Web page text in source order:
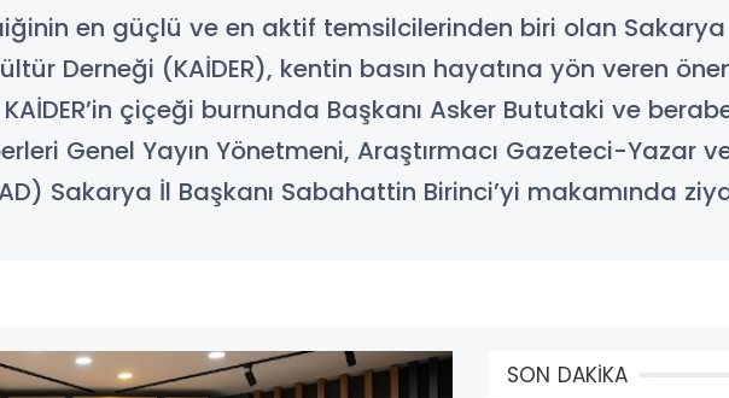
en güçlü ve en aktif temsilcilerinden biri olan Sakarya
Derneği (KAİDER), kentin basın hayatına yön veren
çiçeği burnunda Başkanı Asker Bututaki ve
Genel Yayın Yönetmeni, Araştırmacı Gazeteci-Yazar
Sakarya İl Başkanı Sabahattin Birinci’yi makamında
SON DAKİKA